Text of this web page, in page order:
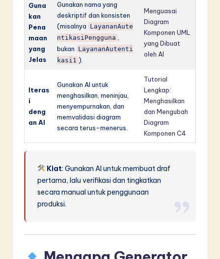
Guna
kan
Pena
maan
yang
Jelas
Gunakan nama yang
deskriptif dan konsisten
(misalnya LayananAute
ntikasiPengguna
bukan LayananAutenti
kasi1 ).
Menguasai
Diagram
Komponen UML
yang Dibuat
oleh AI
Iteras
i
deng
an AI
Gunakan AI untuk
menghasilkan, meninjau,
menyempurnakan, dan
memvalidasi diagram
secara terus-menerus.
Tutorial
Lengkap:
Menghasilkan
dan Mengubah
Diagram
Komponen C4
Kiat: Gunakan AI untuk membuat draf
pertama, lalu verifikasi dan tingkatkan
secara manual untuk penggunaan
produksi.